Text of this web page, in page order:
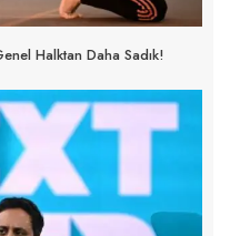
Halktan Daha Sadık!